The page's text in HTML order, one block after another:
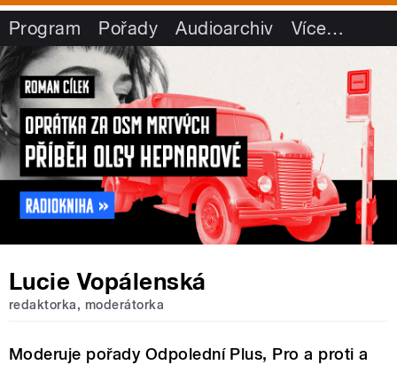
Program Pořady Audioarchiv Více…
Lucie Vopálenská
redaktorka, moderátorka
Moderuje pořady Odpolední Plus, Pro a proti a